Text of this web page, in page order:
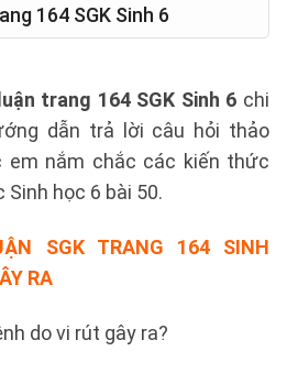
164 SGK Sinh 6
trang 164 SGK Sinh 6 chi
dẫn trả lời câu hỏi thảo
em nắm chắc các kiến thức
học 6 bài 50.
SGK TRANG 164 SINH
RA
do vi rút gây ra?